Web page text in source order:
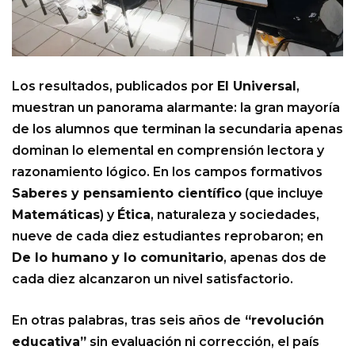
Los resultados, publicados por El Universal,
muestran un panorama alarmante: la gran mayoría
de los alumnos que terminan la secundaria apenas
dominan lo elemental en comprensión lectora y
razonamiento lógico. En los campos formativos
Saberes y pensamiento científico (que incluye
Matemáticas) y Ética, naturaleza y sociedades,
nueve de cada diez estudiantes reprobaron; en
De lo humano y lo comunitario, apenas dos de
cada diez alcanzaron un nivel satisfactorio.
En otras palabras, tras seis años de “revolución
educativa” sin evaluación ni corrección, el país